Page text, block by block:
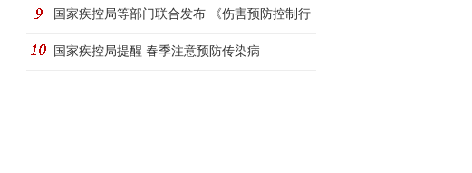
国家疾控局等部门联合发布 《伤害预防控制行
动计划（2026—2030年···
国家疾控局提醒 春季注意预防传染病